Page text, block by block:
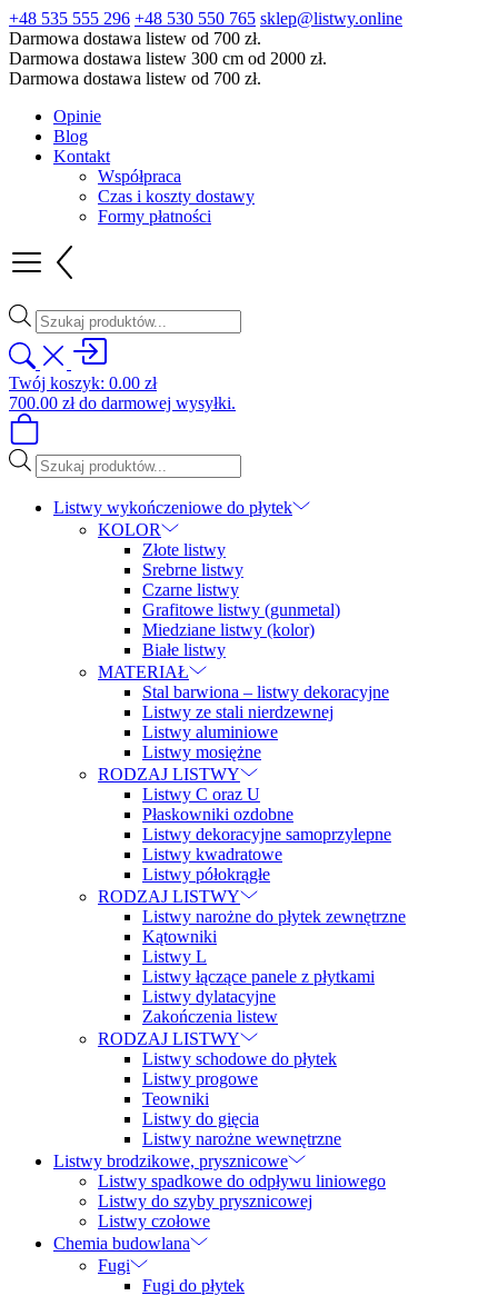
+48 535 555 296 +48 530 550 765 sklep@listwy.online
Darmowa dostawa listew od 700 zł.
Darmowa dostawa listew 300 cm od 2000 zł.
Darmowa dostawa listew od 700 zł.
Opinie
Blog
Kontakt
Współpraca
Czas i koszty dostawy
Formy płatności
Wyszukiwarka
produktów
Twój koszyk: 0.00 zł
700.00 złdo darmowej wysyłki.
Wyszukiwarka
produktów
Listwy wykończeniowe do płytek
KOLOR
Złote listwy
Srebrne listwy
Czarne listwy
Grafitowe listwy (gunmetal)
Miedziane listwy (kolor)
Białe listwy
MATERIAŁ
Stal barwiona – listwy dekoracyjne
Listwy ze stali nierdzewnej
Listwy aluminiowe
Listwy mosiężne
RODZAJ LISTWY
Listwy C oraz U
Płaskowniki ozdobne
Listwy dekoracyjne samoprzylepne
Listwy kwadratowe
Listwy półokrągłe
RODZAJ LISTWY
Listwy narożne do płytek zewnętrzne
Kątowniki
Listwy L
Listwy łączące panele z płytkami
Listwy dylatacyjne
Zakończenia listew
RODZAJ LISTWY
Listwy schodowe do płytek
Listwy progowe
Teowniki
Listwy do gięcia
Listwy narożne wewnętrzne
Listwy brodzikowe, prysznicowe
Listwy spadkowe do odpływu liniowego
Listwy do szyby prysznicowej
Listwy czołowe
Chemia budowlana
Fugi
Fugi do płytek